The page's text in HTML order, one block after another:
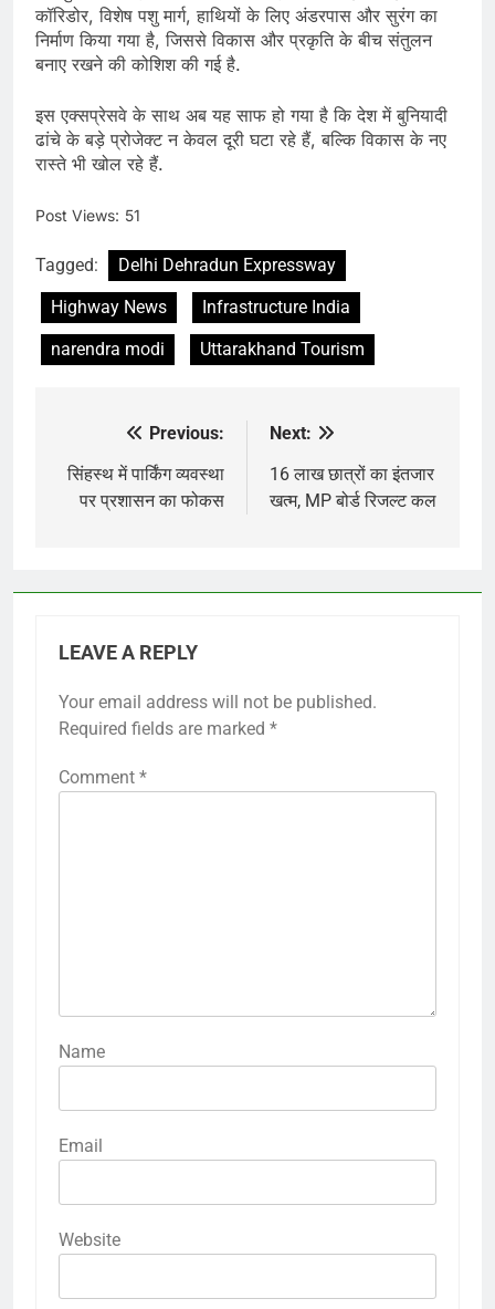
कॉरिडोर, विशेष पशु मार्ग, हाथियों के लिए अंडरपास और सुरंग का
निर्माण किया गया है, जिससे विकास और प्रकृति के बीच संतुलन
बनाए रखने की कोशिश की गई है.
इस एक्सप्रेसवे के साथ अब यह साफ हो गया है कि देश में बुनियादी
ढांचे के बड़े प्रोजेक्ट न केवल दूरी घटा रहे हैं, बल्कि विकास के नए
रास्ते भी खोल रहे हैं.
Post Views: 51
Tagged:
Delhi Dehradun Expressway
Highway News
Infrastructure India
narendra modi
Uttarakhand Tourism
navigation
Previous:
सिंहस्थ में पार्किंग व्यवस्था
पर प्रशासन का फोकस
Next:
16 लाख छात्रों का इंतजार
खत्म, MP बोर्ड रिजल्ट कल
LEAVE A REPLY
Your email address will not be published.
Required fields are marked *
Comment *
Name
Email
Website